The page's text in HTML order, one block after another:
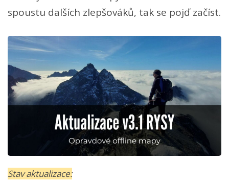
spoustu dalších zlepšováků, tak se pojď začíst.
Stav aktualizace: